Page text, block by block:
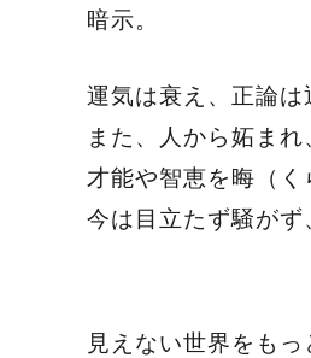
暗示。
運気は衰え、正論
また、人から妬ま
才能や智恵を晦（
今は目立たず騒が
見えない世界をも